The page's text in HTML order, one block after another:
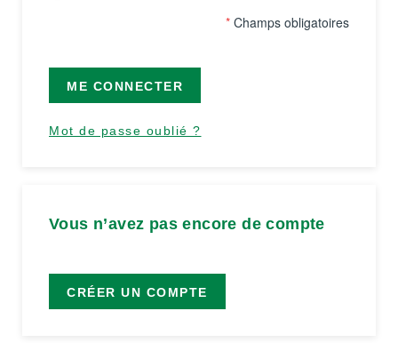
* Champs obligatoires
ME CONNECTER
Mot de passe oublié ?
Vous n’avez pas encore de compte
CRÉER UN COMPTE